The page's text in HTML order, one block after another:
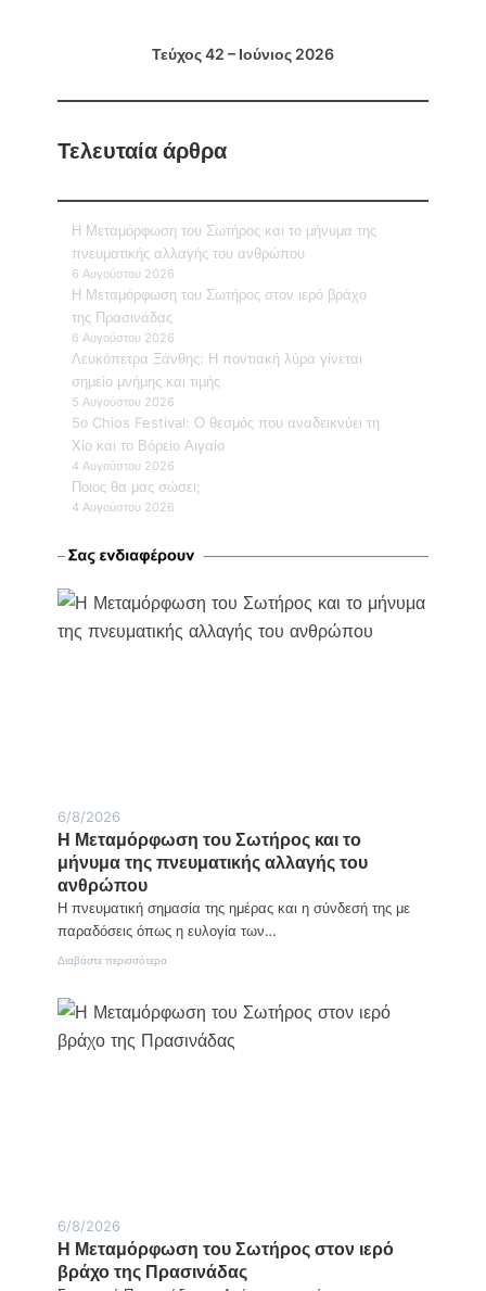
Τεύχος 42 – Ιούνιος 2026
Τελευταία άρθρα
Η Μεταμόρφωση του Σωτήρος και το μήνυμα της
πνευματικής αλλαγής του ανθρώπου
6 Αυγούστου 2026
Η Μεταμόρφωση του Σωτήρος στον ιερό βράχο
της Πρασινάδας
6 Αυγούστου 2026
Λευκόπετρα Ξάνθης: Η ποντιακή λύρα γίνεται
σημείο μνήμης και τιμής
5 Αυγούστου 2026
5ο Chios Festival: Ο θεσμός που αναδεικνύει τη
Χίο και το Βόρειο Αιγαίο
4 Αυγούστου 2026
Ποιος θα μας σώσει;
4 Αυγούστου 2026
6/8/2026
Η Μεταμόρφωση του Σωτήρος και το
μήνυμα της πνευματικής αλλαγής του
ανθρώπου
Η πνευματική σημασία της ημέρας και η σύνδεσή της με
παραδόσεις όπως η ευλογία των…
Διαβάστε περισσότερα:
του
και
6/8/2026
Η Μεταμόρφωση του Σωτήρος στον ιερό
βράχο της Πρασινάδας